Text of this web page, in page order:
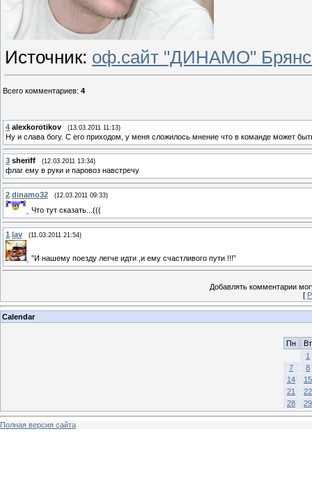
Источник: оф.сайт "ДИНАМО"
Всего комментариев: 4
4 alexkorotikov (13.03.2011 11:13)
Hу и слава богу. С его приходом, у меня сложилось мнение что в команде может
3 sheriff (12.03.2011 13:34)
флаг ему в руки и паровоз навстречу
2 dinamo32 (12.03.2011 09:33)
Что тут сказать...(((
1 lav (11.03.2011 21:54)
”И нашему поезду легче идти ,и ему счастливого пути !!!”
Добавлять комментарии
[
Calendar
Пн
Вт
1
7
8
14
15
21
22
28
29
Полная версия сайта